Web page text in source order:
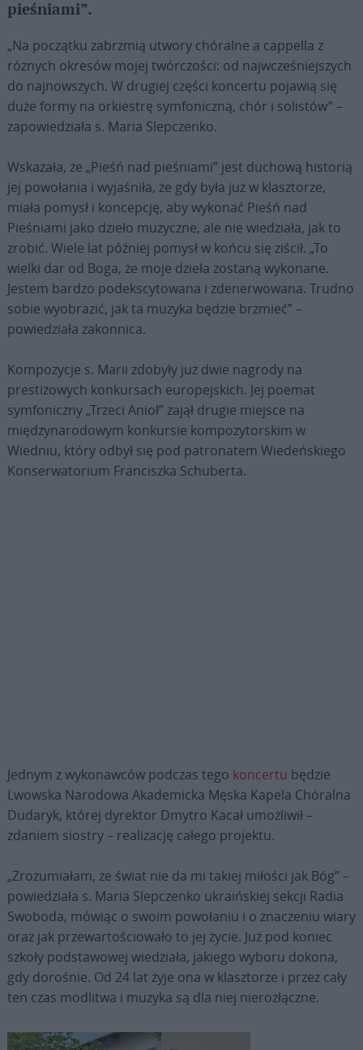
pieśniami”.
„Na początku zabrzmią utwory chóralne a cappella z
różnych okresów mojej twórczości: od najwcześniejszych
do najnowszych. W drugiej części koncertu pojawią się
duże formy na orkiestrę symfoniczną, chór i solistów” –
zapowiedziała s. Maria Slepczenko.
Wskazała, że „Pieśń nad pieśniami” jest duchową historią
jej powołania i wyjaśniła, że gdy była już w klasztorze,
miała pomysł i koncepcję, aby wykonać Pieśń nad
Pieśniami jako dzieło muzyczne, ale nie wiedziała, jak to
zrobić. Wiele lat później pomysł w końcu się ziścił. „To
wielki dar od Boga, że moje dzieła zostaną wykonane.
Jestem bardzo podekscytowana i zdenerwowana. Trudno
sobie wyobrazić, jak ta muzyka będzie brzmieć” –
powiedziała zakonnica.
Kompozycje s. Marii zdobyły już dwie nagrody na
prestiżowych konkursach europejskich. Jej poemat
symfoniczny „Trzeci Anioł” zajął drugie miejsce na
międzynarodowym konkursie kompozytorskim w
Wiedniu, który odbył się pod patronatem Wiedeńskiego
Konserwatorium Franciszka Schuberta.
Jednym z wykonawców podczas tego koncertu będzie
Lwowska Narodowa Akademicka Męska Kapela Chóralna
Dudaryk, której dyrektor Dmytro Kacał umożliwił –
zdaniem siostry – realizację całego projektu.
„Zrozumiałam, że świat nie da mi takiej miłości jak Bóg” –
powiedziała s. Maria Slepczenko ukraińskiej sekcji Radia
Swoboda, mówiąc o swoim powołaniu i o znaczeniu wiary
oraz jak przewartościowało to jej życie. Już pod koniec
szkoły podstawowej wiedziała, jakiego wyboru dokona,
gdy dorośnie. Od 24 lat żyje ona w klasztorze i przez cały
ten czas modlitwa i muzyka są dla niej nierozłączne.